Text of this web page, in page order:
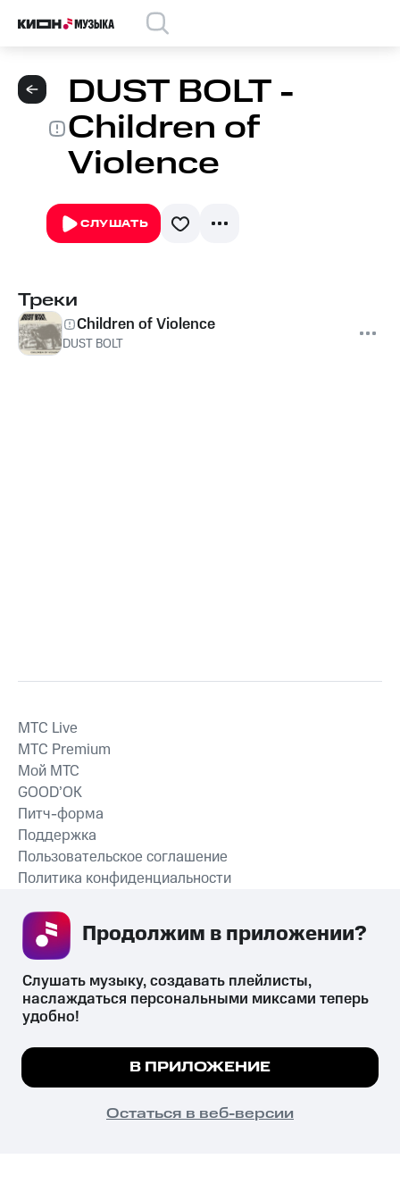
DUST BOLT -
Children of
Violence
СЛУШАТЬ
Треки
Children of Violence
DUST BOLT
СКАЧАТЬ ПРИЛОЖЕНИЕ
MTС Live
MTС Premium
Мой МТС
GOOD’OK
Питч-форма
Поддержка
Пользовательское соглашение
Политика конфиденциальности
психотропных веществ, их аналогов причиняет вред здоровью,
их незаконный оборот запрещён и влечёт установленную
законодательством ответственность.
© 2026 ООО «КИОН».
Все права защищены
Мы используем куки, чтобы на сайте все
Подробнее
ПОНЯТНО
Слушать музыку, создавать плейлисты,
наслаждаться персональными миксами теперь
удобно!
В ПРИЛОЖЕНИЕ
Остаться в веб-версии